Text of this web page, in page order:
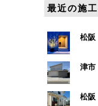
最近の施
松
津
松